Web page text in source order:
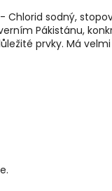
sodný,
Pákistánu,
prvky. Má